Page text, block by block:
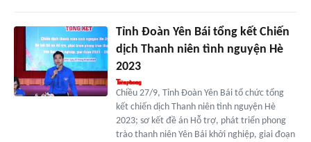
Tỉnh Đoàn Yên Bái tổng kết Chiến
dịch Thanh niên tình nguyện Hè
2023
Chiều 27/9, Tỉnh Đoàn Yên Bái tổ chức tổng
kết chiến dịch Thanh niên tình nguyện Hè
2023; sơ kết đề án Hỗ trợ, phát triển phong
trào thanh niên Yên Bái khởi nghiệp, giai đoạn